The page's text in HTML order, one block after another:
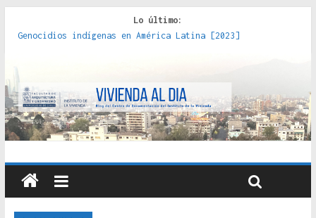
Lo último:
Genocidios indígenas en América Latina [2023]
políticas, prácticas y representaciones [2022]
crítica de las fronteras latinoamericanas [2020]
Criterios técnicos para una vivienda adecuada [2019]
Red de consultorios de la Caja del Seguro Obrero en
Santiago : un patrimonio emblemático [2014]